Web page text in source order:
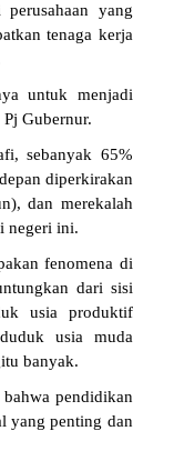
yang
tenaga kerja
untuk menjadi
Gubernur.
sebanyak 65%
diperkirakan
dan merekalah
negeri ini.
fenomena di
dari sisi
usia produktif
usia muda
banyak.
pendidikan
yang penting dan